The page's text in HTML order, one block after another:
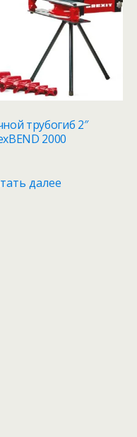
трубогиб 2″
2000
далее